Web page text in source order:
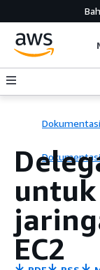
Dokumentasi
Dokumentasi
EC2